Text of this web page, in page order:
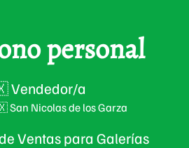
personal
a
Nicolas de los Garza
Ventas para Galerías